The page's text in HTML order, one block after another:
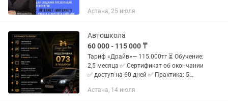
Гордеева и я преподаватель - практик.
Астана, 25 июля
Автошкола
60 000 - 115 000 ₸
Тариф «Драйв»— 115.000тг ⏳ Обучение:
2,5 месяца ✅ Сертификат об окончании
✅ доступ на 60 дней ✅ Практика: 5
года ✅ Сопровождение до сдачи
Астана, 14 июля